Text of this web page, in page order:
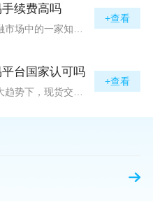
续费高吗
+查看
台国家认可吗
+查看